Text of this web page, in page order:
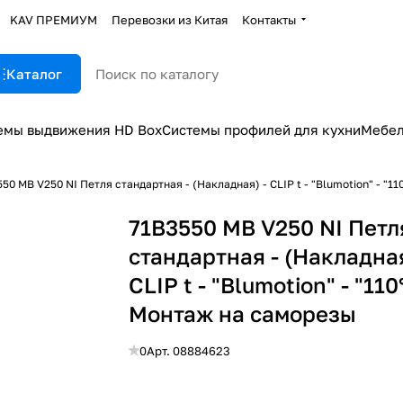
KAV ПРЕМИУМ Перевозки из Китая Контакты
Каталог
выдвижения HD BoxСистемы профилей для кухни
MB V250 NI Петля стандартная - (Накладная) - CLIP t - "Blumotion" -
71B3550 MB V250 NI
стандартная -
CLIP t - "Blumotion" -
Монтаж на саморезы
0Арт.08884623